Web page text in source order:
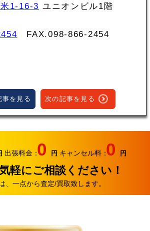
1-16-3 ユニオンビル1階
FAX.098‐866‐2454
事を見る 次の記事を見る
出張料金：0 円 キャンセル料：0 円
軽にご相談ください！
、一点から査定/買取致します。